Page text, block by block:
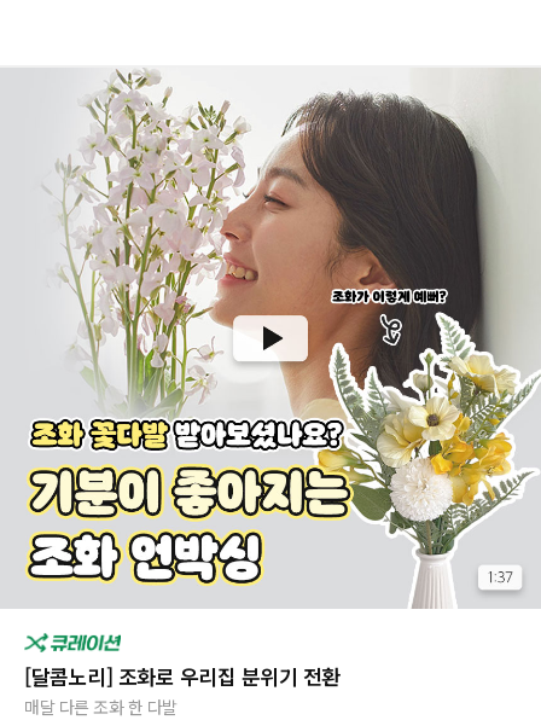
[달콤노리] 조화로 우리집 분위기 전환
매달 다른 조화 한 다발